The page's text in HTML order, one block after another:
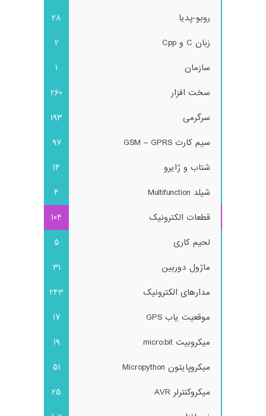
روبو-پدیا
28
زبان C و Cpp
2
سازمان
1
سخت افزار
260
سرگرمی
193
سیم کارت GSM – GPRS
97
شتاب و ژایرو
14
شیلد Multifunction
4
قطعات الکترونیک
104
لحیم کاری
5
ماژول دوربین
31
مدارهای الکترونیک
243
موقعیت یاب GPS
17
میکروبیت micro:bit
19
میکروپایتون Micropython
51
میکروکنترلر AVR
25